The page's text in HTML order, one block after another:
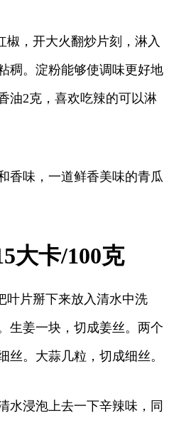
椒，开大火翻炒片刻，淋入
稠。淀粉能够使调味更好地
油2克，喜欢吃辣的可以淋
香味，一道鲜香美味的青瓜
卡/100克
叶片掰下来放入清水中洗
生姜一块，切成姜丝。两个
丝。大蒜几粒，切成细丝。
水浸泡上去一下辛辣味，同